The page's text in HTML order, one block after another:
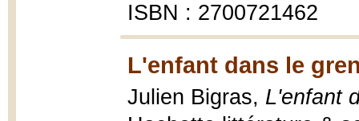
ISBN : 2700721462
L'enfant dans le
Julien Bigras, L'enfant